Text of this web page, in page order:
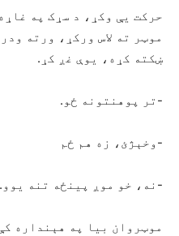
حرکت یې وکړ، د سړک په
موټر ته لاس ورکړ، ورته
ښکته کړه، یوې غږ کړ.
-تر پوهنتونه ځو.
-وخېژئ، زه هم ځم
-نه، خو موږ پینځه تنه یوو.
موټروان بیا په هېنداره